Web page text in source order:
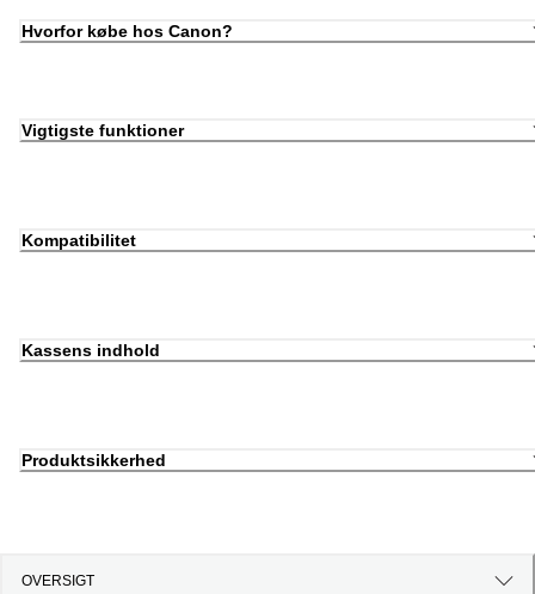
Hvorfor købe hos Canon?
Vigtigste funktioner
Kompatibilitet
Kassens indhold
Produktsikkerhed
OVERSIGT